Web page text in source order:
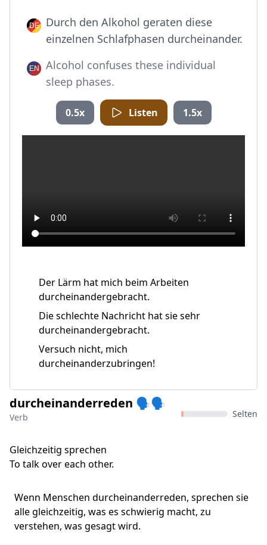
Durch den Alkohol geraten diese
einzelnen Schlafphasen durcheinander.
Alcohol confuses these individual
sleep phases.
0.5x Listen 1.5x
Der Lärm hat mich beim Arbeiten
durcheinandergebracht.
Die schlechte Nachricht hat sie sehr
durcheinandergebracht.
Versuch nicht, mich
durcheinanderzubringen!
durcheinanderreden 🗣️🗣
Verb Selten
Gleichzeitig sprechen
To talk over each other.
Wenn Menschen durcheinanderreden, sprechen sie
alle gleichzeitig, was es schwierig macht, zu
verstehen, was gesagt wird.